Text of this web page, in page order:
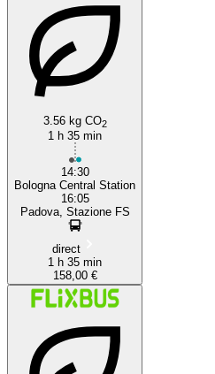
3.56 kg CO2
1 h 35 min
14:30
Bologna Central Station
16:05
Padova, Stazione FS
direct
1 h 35 min
158,00 €